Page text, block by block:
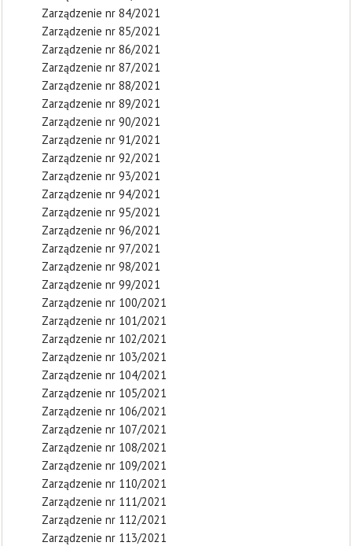
Zarządzenie nr 84/2021
Zarządzenie nr 85/2021
Zarządzenie nr 86/2021
Zarządzenie nr 87/2021
Zarządzenie nr 88/2021
Zarządzenie nr 89/2021
Zarządzenie nr 90/2021
Zarządzenie nr 91/2021
Zarządzenie nr 92/2021
Zarządzenie nr 93/2021
Zarządzenie nr 94/2021
Zarządzenie nr 95/2021
Zarządzenie nr 96/2021
Zarządzenie nr 97/2021
Zarządzenie nr 98/2021
Zarządzenie nr 99/2021
Zarządzenie nr 100/2021
Zarządzenie nr 101/2021
Zarządzenie nr 102/2021
Zarządzenie nr 103/2021
Zarządzenie nr 104/2021
Zarządzenie nr 105/2021
Zarządzenie nr 106/2021
Zarządzenie nr 107/2021
Zarządzenie nr 108/2021
Zarządzenie nr 109/2021
Zarządzenie nr 110/2021
Zarządzenie nr 111/2021
Zarządzenie nr 112/2021
Zarządzenie nr 113/2021